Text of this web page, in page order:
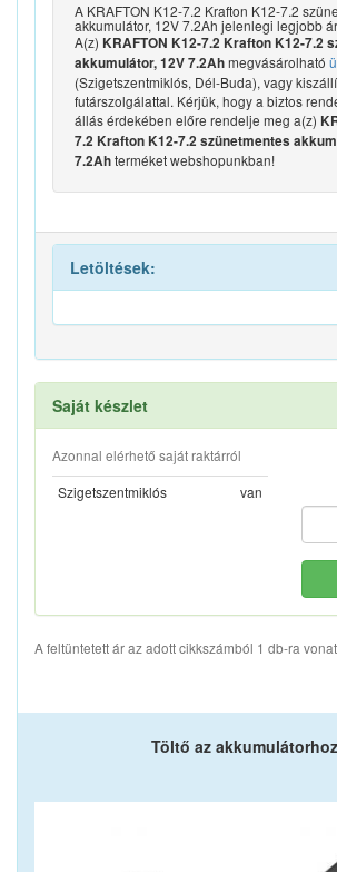
A KRAFTON K12-7.2 Krafton K12-7.2
akkumulátor, 12V 7.2Ah jelenlegi legjobb
A(z) KRAFTON K12-7.2 Krafton K12-7.2
akkumulátor, 12V 7.2Ahmegvásárolható
(Szigetszentmiklós, Dél-Buda), vagy
futárszolgálattal. Kérjük, hogy a biztos
állás érdekében előre rendelje meg a(z)
7.2 Krafton K12-7.2 szünetmentes
7.2Ahterméket webshopunkban!
Letöltések:
Saját készlet
Azonnal elérhető saját raktárról
Szigetszentmiklós
van
A feltüntetett ár az adott cikkszámból 1 db-ra
Töltő az